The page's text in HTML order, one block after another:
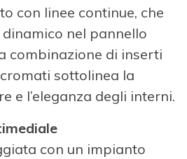
con linee continue, che
nel pannello
combinazione di inserti
sottolinea la
e l’eleganza degli interni.
con un impianto